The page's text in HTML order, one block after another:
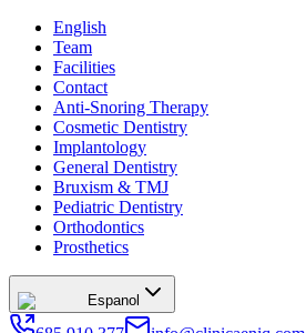
English
Team
Facilities
Contact
Anti-Snoring Therapy
Cosmetic Dentistry
Implantology
General Dentistry
Bruxism & TMJ
Pediatric Dentistry
Orthodontics
Prosthetics
Espanol